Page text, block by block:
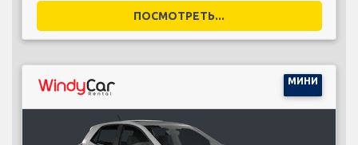
ПОСМОТРЕТЬ...
МИНИ